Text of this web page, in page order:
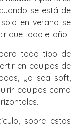
se está de
en verano se
que todo el año.
todo tipo de
en equipos de
ya sea soft,
equipos como
sobre estos